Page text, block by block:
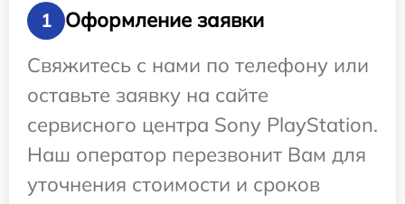
1
Оформление заявки
Свяжитесь с нами по телефону или
оставьте заявку на сайте
сервисного центра Sony PlayStation.
Наш оператор перезвонит Вам для
уточнения стоимости и сроков